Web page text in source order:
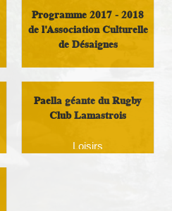
Programme 2017 - 2018
de l'Association Culturelle
de Désaignes
Paella géante du Rugby
Club Lamastrois
Loisirs